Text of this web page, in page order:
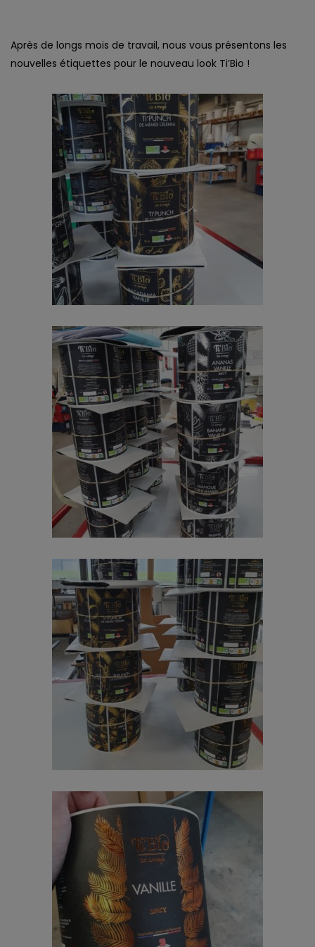
Après de longs mois de travail, nous vous présentons les
nouvelles étiquettes pour le nouveau look Ti’Bio !